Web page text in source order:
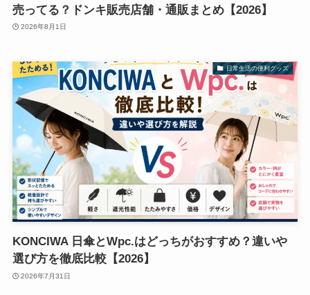
売ってる？ドンキ販売店舗・通販まとめ【2026】
2026年8月1日
日常生活の便利グッズ
KONCIWA 日傘とWpc.はどっちがおすすめ？違いや
選び方を徹底比較【2026】
2026年7月31日